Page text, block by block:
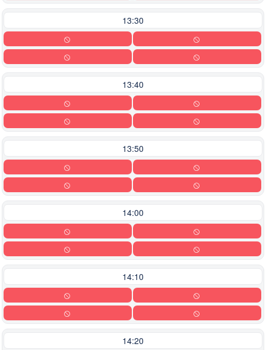
13:30
13:40
13:50
14:00
14:10
14:20